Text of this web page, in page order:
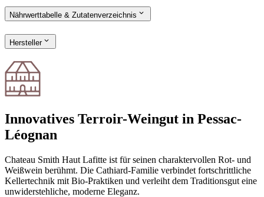
Nährwerttabelle & Zutatenverzeichnis
Hersteller
Innovatives Terroir-Weingut in Pessac-
Léognan
Chateau Smith Haut Lafitte ist für seinen charaktervollen Rot- und
Weißwein berühmt. Die Cathiard-Familie verbindet fortschrittliche
Kellertechnik mit Bio-Praktiken und verleiht dem Traditionsgut eine
unwiderstehliche, moderne Eleganz.